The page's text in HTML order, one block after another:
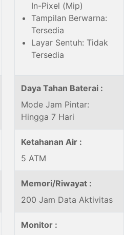
In-Pixel (Mip)
Tampilan Berwarna:
Tersedia
Layar Sentuh: Tidak
Tersedia
Daya Tahan Baterai :
Mode Jam Pintar:
Hingga 7 Hari
Ketahanan Air :
5 ATM
Memori/Riwayat :
200 Jam Data Aktivitas
Monitor :